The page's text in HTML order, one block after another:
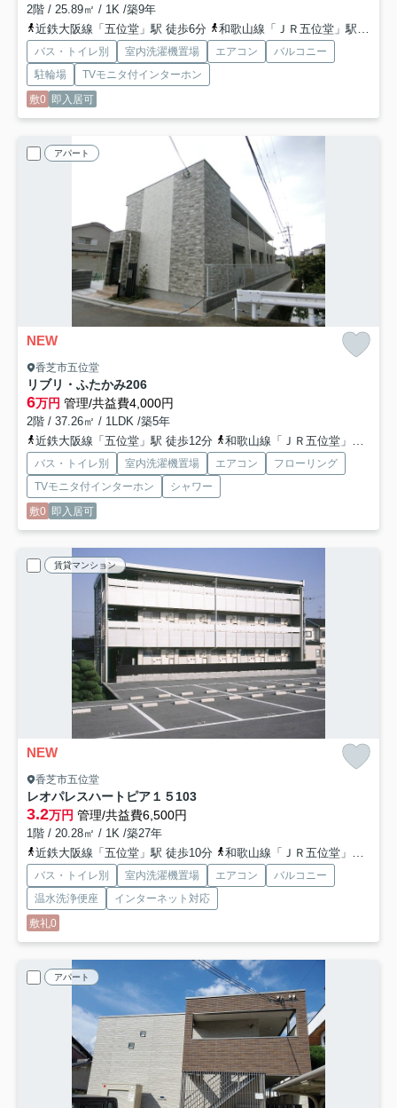
2階 / 25.89㎡ / 1K /築9年
近鉄大阪線「五位堂」駅 徒歩6分
和歌山線「ＪＲ五位堂」駅 徒歩8分
バス・トイレ別 室内洗濯機置場 エアコン
バルコニー
駐輪場
TVモニタ付インターホン
敷0 即入居可
アパート
NEW
香芝市五位堂
リブリ・ふたかみ206
6万円 管理/共益費4,000円
2階 / 37.26㎡ / 1LDK /築5年
近鉄大阪線「五位堂」駅 徒歩12分
和歌山線「ＪＲ五位堂」駅 徒歩16分
バス・トイレ別 室内洗濯機置場 エアコン
フローリング
TVモニタ付インターホン
シャワー
敷0 即入居可
賃貸マンション
NEW
香芝市五位堂
レオパレスハートピア１５ 103
3.2万円 管理/共益費6,500円
1階 / 20.28㎡ / 1K /築27年
近鉄大阪線「五位堂」駅 徒歩10分
和歌山線「ＪＲ五位堂」駅 徒歩9分
バス・トイレ別 室内洗濯機置場 エアコン
バルコニー
温水洗浄便座
インターネット対応
敷礼0
アパート